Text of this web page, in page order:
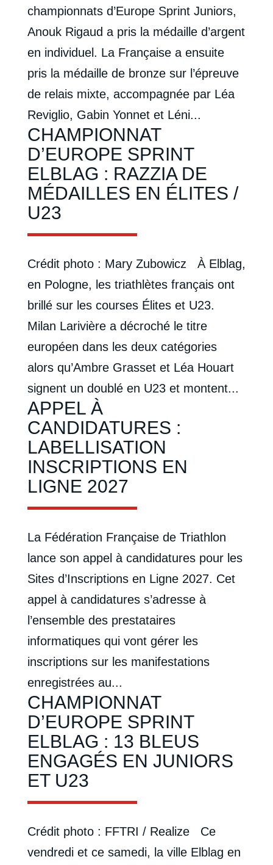
championnats d’Europe Sprint Juniors,
Anouk Rigaud a pris la médaille d’argent
en individuel. La Française a ensuite
pris la médaille de bronze sur l’épreuve
de relais mixte, accompagnée par Léa
Reviglio, Gabin Yonnet et Léni...
CHAMPIONNAT
D’EUROPE SPRINT
ELBLAG : RAZZIA DE
MÉDAILLES EN ÉLITES /
U23
Crédit photo : Mary Zubowicz À Elblag,
en Pologne, les triathlètes français ont
brillé sur les courses Élites et U23.
Milan Larivière a décroché le titre
européen dans les deux catégories
alors qu’Ambre Grasset et Léa Houart
signent un doublé en U23 et montent...
APPEL À
CANDIDATURES :
LABELLISATION
INSCRIPTIONS EN
LIGNE 2027
La Fédération Française de Triathlon
lance son appel à candidatures pour les
Sites d’Inscriptions en Ligne 2027. Cet
appel à candidatures s’adresse à
l’ensemble des prestataires
informatiques qui vont gérer les
inscriptions sur les manifestations
enregistrées au...
CHAMPIONNAT
D’EUROPE SPRINT
ELBLAG : 13 BLEUS
ENGAGÉS EN JUNIORS
ET U23
Crédit photo : FFTRI / Realize Ce
vendredi et ce samedi, la ville Elblag en